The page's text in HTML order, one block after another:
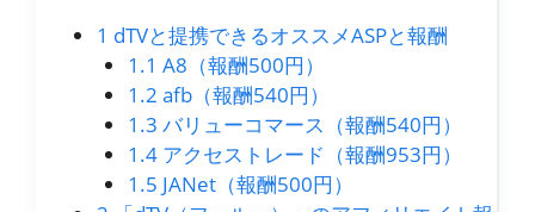
1 dTVと提携できるオススメASPと報酬
1.1 A8（報酬500円）
1.2 afb（報酬540円）
1.3 バリューコマース（報酬540円）
1.4アクセストレード（報酬953円）
1.5 JANet（報酬500円）